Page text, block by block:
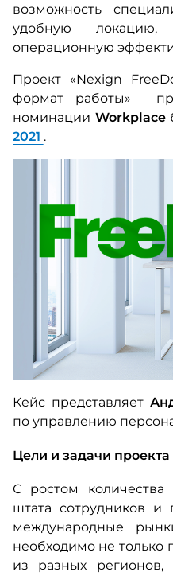
возможность
удобную
операционную
Проект «Nexign
формат работы»
номинации Workplace
2021 .
Кейс представляет
по управлению
Цели и задачи проекта
С ростом количества
штата сотрудников
международные
необходимо не только
из разных